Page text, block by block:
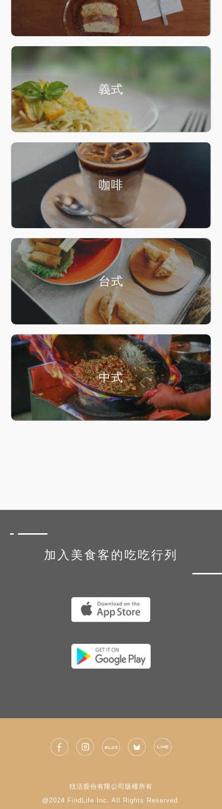
義式
咖啡
台式
中式
加入美食客的吃吃行列
找活股份有限公司版權所有
@2024 FindLife Inc. All Rights Reserved.